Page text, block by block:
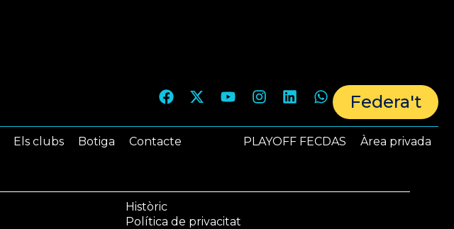
Federa't
Els clubs Botiga Contacte PLAYOFF FECDAS Àrea privada
Històric
Política de privacitat